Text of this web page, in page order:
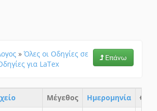
Επάνω
» Όλες οι Οδηγίες σε
για LaTex
Μέγεθος
Ημερομηνία